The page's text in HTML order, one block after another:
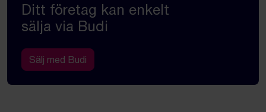
Ditt företag kan enkelt
sälja via Budi
Sälj med Budi